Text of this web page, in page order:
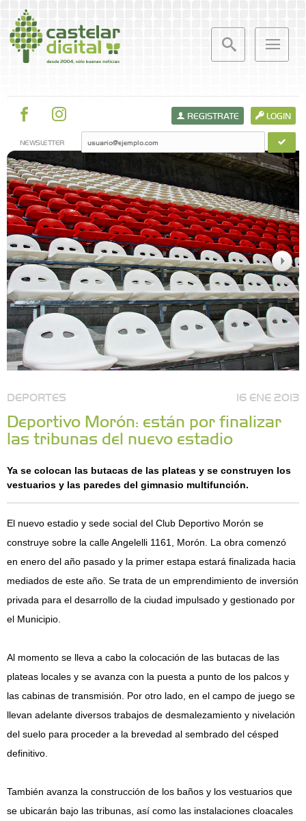
LOGIN
REGISTRATE
NEWSLETTER
DEPORTES 16 ENE 2013
Deportivo Morón: están por finalizar
las tribunas del nuevo estadio
Ya se colocan las butacas de las plateas y se construyen los
vestuarios y las paredes del gimnasio multifunción.
El nuevo estadio y sede social del Club Deportivo Morón se
construye sobre la calle Angelelli 1161, Morón. La obra comenzó
en enero del año pasado y la primer estapa estará finalizada hacia
mediados de este año. Se trata de un emprendimiento de inversión
privada para el desarrollo de la ciudad impulsado y gestionado por
el Municipio.
Al momento se lleva a cabo la colocación de las butacas de las
plateas locales y se avanza con la puesta a punto de los palcos y
las cabinas de transmisión. Por otro lado, en el campo de juego se
llevan adelante diversos trabajos de desmalezamiento y nivelación
del suelo para proceder a la brevedad al sembrado del césped
definitivo.
También avanza la construcción de los baños y los vestuarios que
se ubicarán bajo las tribunas, así como las instalaciones cloacales